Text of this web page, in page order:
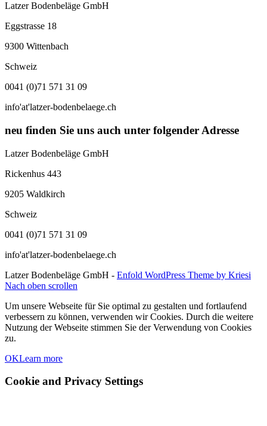
Latzer Bodenbeläge GmbH
Eggstrasse 18
9300 Wittenbach
Schweiz
0041 (0)71 571 31 09
info'at'latzer-bodenbelaege.ch
neu finden Sie uns auch unter folgender Adresse
Latzer Bodenbeläge GmbH
Rickenhus 443
9205 Waldkirch
Schweiz
0041 (0)71 571 31 09
info'at'latzer-bodenbelaege.ch
Latzer Bodenbeläge GmbH - Enfold WordPress Theme by Kriesi
Nach oben scrollen
Um unsere Webseite für Sie optimal zu gestalten und fortlaufend
verbessern zu können, verwenden wir Cookies. Durch die weitere
Nutzung der Webseite stimmen Sie der Verwendung von Cookies
zu.
OKLearn more
Cookie and Privacy Settings